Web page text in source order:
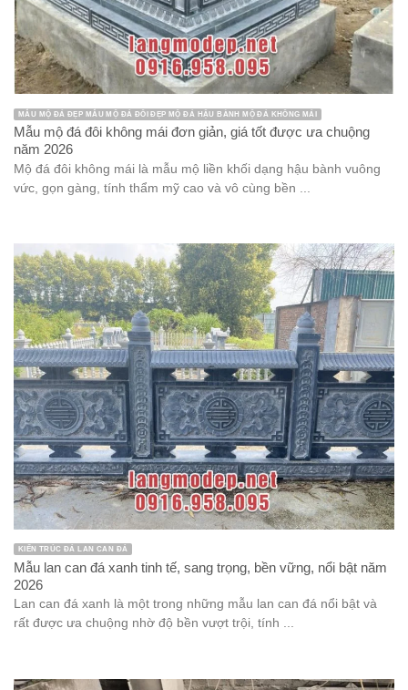
MẪU MỘ ĐÁ ĐẸP MẪU MỘ ĐÁ ĐÔI ĐẸP MỘ ĐÁ HẬU BÀNH MỘ ĐÁ KHÔNG MÁI
Mẫu mộ đá đôi không mái đơn giản, giá tốt được ưa chuộng
năm 2026
Mộ đá đôi không mái là mẫu mộ liền khối dạng hậu bành vuông
vức, gọn gàng, tính thẩm mỹ cao và vô cùng bền ...
KIẾN TRÚC ĐÁ LAN CAN ĐÁ
Mẫu lan can đá xanh tinh tế, sang trọng, bền vững, nổi bật năm
2026
Lan can đá xanh là một trong những mẫu lan can đá nổi bật và
rất được ưa chuộng nhờ độ bền vượt trội, tính ...